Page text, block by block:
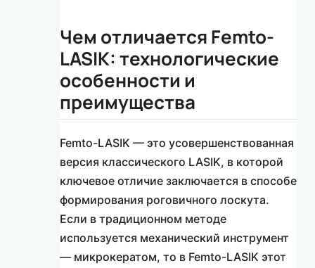
Чем отличается Femto-
LASIK: технологические
особенности и
преимущества
Femto-LASIK — это усовершенствованная
версия классического LASIK, в которой
ключевое отличие заключается в способе
формирования роговичного лоскута.
Если в традиционном методе
используется механический инструмент
— микрокератом, то в Femto-LASIK этот